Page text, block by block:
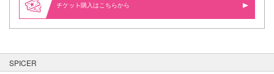
購入はこちらから
SPICER